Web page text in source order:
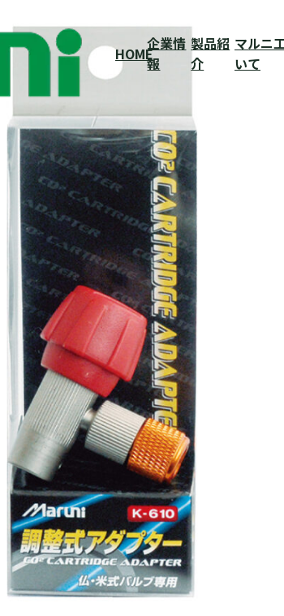
HOME
企業情
報
製品紹
介
マルニ
いて
HOME
企業情
報
製品紹
介
マルニ
いて